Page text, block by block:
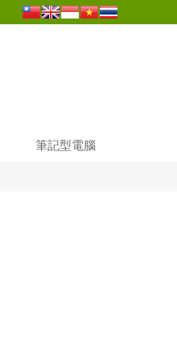
筆記型電腦